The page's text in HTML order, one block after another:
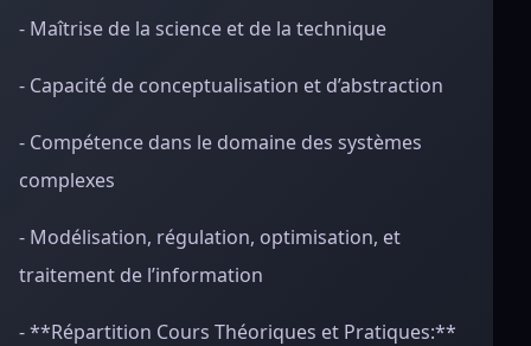
- Maîtrise de la science et de la technique
- Capacité de conceptualisation et d’abstraction
- Compétence dans le domaine des systèmes
complexes
- Modélisation, régulation, optimisation, et
traitement de l’information
- **Répartition Cours Théoriques et Pratiques:**